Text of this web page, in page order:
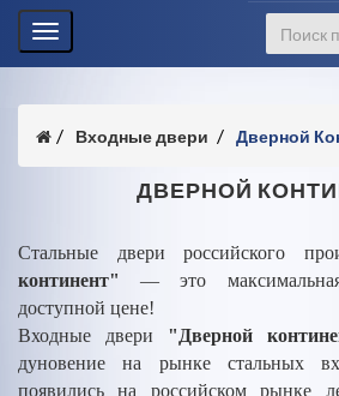
Toggle
navigation
Входные двери Дверной
ДВЕРНОЙ
Стальные двери российского
континент"
— это
доступной цене!
Входные двери "Дверной
дуновение на рынке стальных
появились на российском рынке